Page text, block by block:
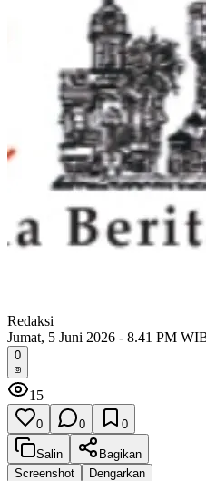
Redaksi
Jumat, 5 Juni 2026 - 8.41 PM
0
15
0 0 0
Salin
Bagikan
Screenshot
Dengarkan